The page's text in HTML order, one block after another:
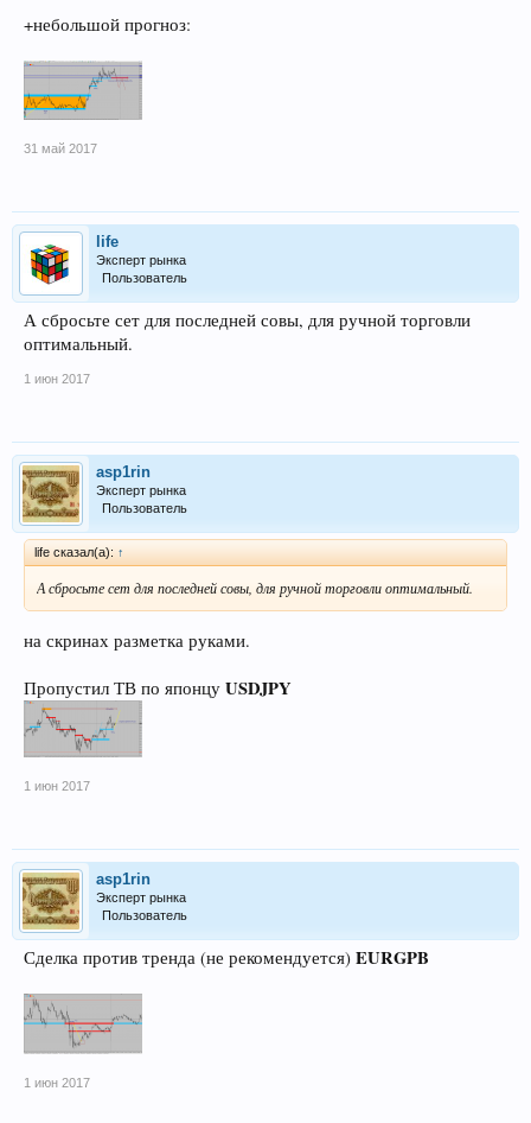
+небольшой прогноз:
31 май 2017
life
Эксперт рынка
Пользователь
А сбросьте сет для последней совы, для ручной торговли
оптимальный.
1 июн 2017
asp1rin
Эксперт рынка
Пользователь
life сказал(а): ↑
А сбросьте сет для последней совы, для ручной торговли оптимальный.
на скринах разметка руками.
Пропустил ТВ по японцу USDJPY
1 июн 2017
asp1rin
Эксперт рынка
Пользователь
Сделка против тренда (не рекомендуется) EURGPB
1 июн 2017